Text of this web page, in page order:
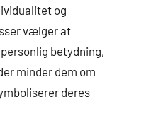
og
vælger at
betydning,
minder dem om
deres